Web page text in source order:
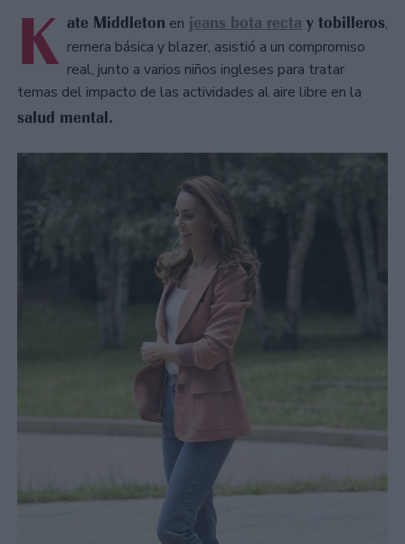
K ate Middleton en jeans bota recta y tobilleros,
remera básica y blazer, asistió a un compromiso
real, junto a varios niños ingleses para tratar
temas del impacto de las actividades al aire libre en la
salud mental.